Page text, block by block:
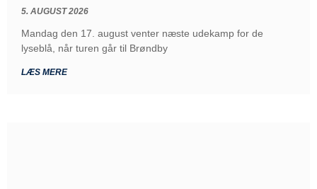
5. AUGUST 2026
Mandag den 17. august venter næste udekamp for de
lyseblå, når turen går til Brøndby
LÆS MERE